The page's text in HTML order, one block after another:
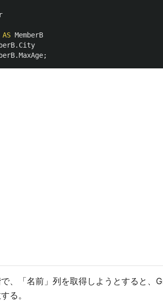
AS MemberB
. City
.MaxAge;
、「名前」列を取得しようとすると、
る。